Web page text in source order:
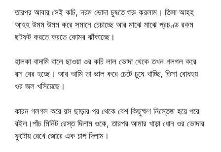
তারপর আবার সেই কচি, নরম ভোদা চুষতে শুরু করলাম। তিসা আহহ
আহহ উমম উমম করে সমানে চেচাচ্ছে আর মাঝে মাঝে প্রচণ্ড রকম
ছটফট করতে করতে কোমর ঝাঁকাচ্ছে।
হালকা বাদামি বালে ছাওয়া ওর কচি লাল ভোদা থেকে তখন গলগল করে
রস বের হচ্ছে। আর আমি তা ভাল করে চেটে চুষে খাচ্ছি, তিসা বোধহয়
ওর জল খসিয়েছে।
কারন গলগল করে রস ছাড়ার পর থেকে বেশ কিছুক্ষণ নিস্তেজ হয়ে পরে
রইল।পাঁচ মিনিট রেস্ত দিলাম ওকে, তারপর আমার খাড়া ধোন ওর ভোদার
ফুটোয় রেখে জোরে এক চাপ দিলাম।